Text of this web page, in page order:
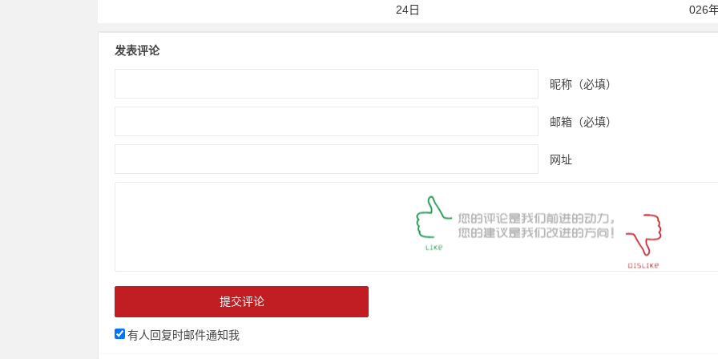
24日
026
发表评论
昵称（必填）
邮箱（必填）
网址
有人回复时邮件通知我